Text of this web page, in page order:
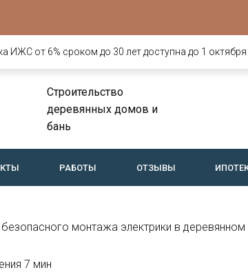
ИЖС от 6% сроком до 30 лет доступна до 1
Строительство
деревянных домов и
бань
РАБОТЫ ОТЗЫВЫ
монтажа электрики в
7 мин